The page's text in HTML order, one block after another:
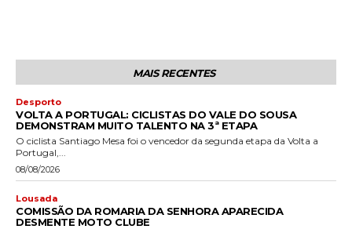
MAIS RECENTES
Desporto
VOLTA A PORTUGAL: CICLISTAS DO VALE DO SOUSA
DEMONSTRAM MUITO TALENTO NA 3ª ETAPA
O ciclista Santiago Mesa foi o vencedor da segunda etapa da Volta a
Portugal,...
08/08/2026
Lousada
COMISSÃO DA ROMARIA DA SENHORA APARECIDA
DESMENTE MOTO CLUBE